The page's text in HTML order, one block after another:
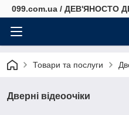
099.com.ua / ДЕВ'ЯНОСТО
Товари та послуги
Дверні відеоочіки